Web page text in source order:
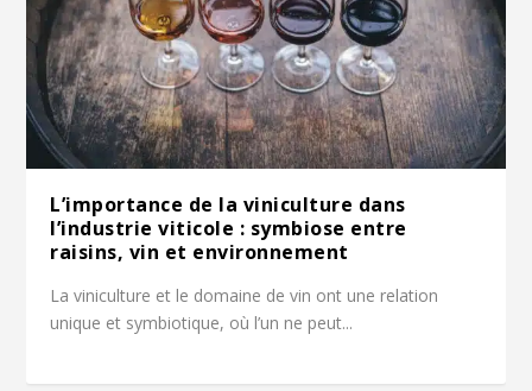
L’importance de la viniculture dans
l’industrie viticole : symbiose entre
raisins, vin et environnement
La viniculture et le domaine de vin ont une relation
unique et symbiotique, où l’un ne peut...